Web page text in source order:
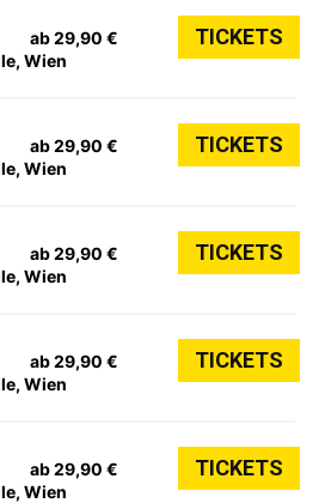
Wien
ab 29,90 € TICKETS
Wien
ab 29,90 € TICKETS
Wien
ab 29,90 € TICKETS
Wien
ab 29,90 € TICKETS
Wien
ab 29,90 € TICKETS